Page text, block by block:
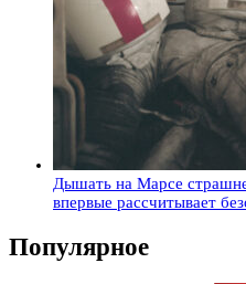
Дышать на Марсе
впервые рассчитывает
Популярное